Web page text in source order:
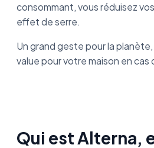
consommant, vous réduisez
effet de serre.
Un grand geste pour la
value pour votre maison en cas
Qui est Alterna,